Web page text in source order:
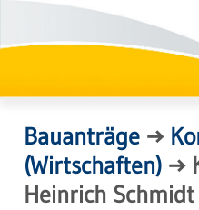
Bauanträge →
(Wirtschaften) →
Heinrich Schmidt